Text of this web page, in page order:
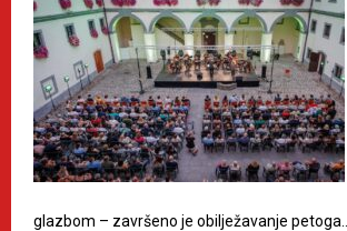
glazbom – završeno je obilježavanje petoga…